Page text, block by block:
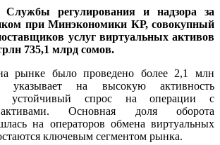
Службы регулирования и надзора за
при Минэкономики КР, совокупный
услуг виртуальных активов
735,1 млрд сомов.
рынке было проведено более 2,1 млн
указывает на высокую активность
и устойчивый спрос на операции с
Основная доля оборота
на операторов обмена виртуальных
ключевым сегментом рынка.